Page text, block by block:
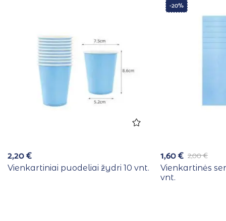
2,20€
Vienkartiniai puodeliai žydri 10 vnt.
-20%
2,00€
1,60€
Vienkartinės
vnt.